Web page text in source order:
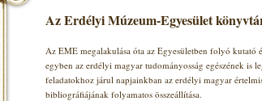
Az Erdélyi Múzeum-Egyesület
Az EME megalakulása óta az Egyesületben folyó
egyben az erdélyi magyar tudományosság egészének is
feladatokhoz járul napjainkban az erdélyi magyar
bibliográfiájának folyamatos összeállítása.